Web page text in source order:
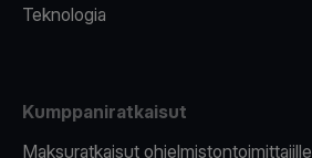
Teknologia
Kumppaniratkaisut
Maksuratkaisut ohjelmistontoimittajille